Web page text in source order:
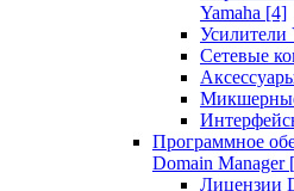
Yamaha [4]
Усилители
Сетевые
Программное
Domain Manager
Лицензии